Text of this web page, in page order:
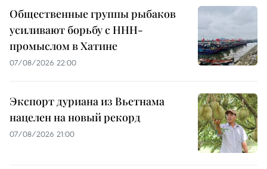
Общественные группы рыбаков
усиливают борьбу с ННН-
промыслом в Хатине
07/08/2026 22:00
Экспорт дуриана из Вьетнама
нацелен на новый рекорд
07/08/2026 21:00